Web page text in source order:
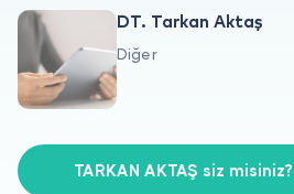
Hakkımızda
Doktorlar için
DT. Tarkan Aktaş
Diğer
TARKAN AKTAŞ siz misiniz?